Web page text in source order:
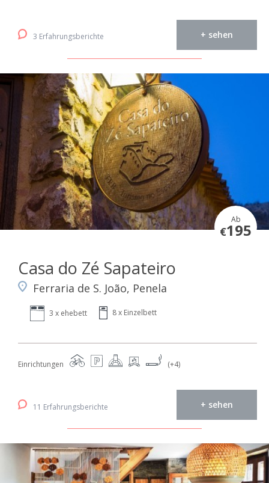
3 Erfahrungsberichte + sehen
Ab
€195
Casa do Zé Sapateiro
Ferraria de S. João, Penela
3 x ehebett 8 x Einzelbett
Einrichtungen (+4)
11 Erfahrungsberichte + sehen